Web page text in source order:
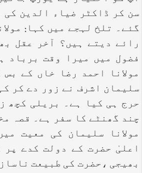
سن کر ڈاکٹر ضیاء الدین کی
گئے۔ تلخ لہجے میں کہا:
رائے دیتے ہیں؟ آخر عقل
فضول میں میرا وقت برباد
مولانا احمد رضا خاں کے بس
سلیمان اشرف نے زور دے کر
حرج ہی کیا ہے۔ بریلی کچھ
چند گھنٹے کا سفر ہے۔ قصہ
مولانا سلیمان کی معیت
اعلیٰ حضرت کے دولت کدے پر
بھیجی ،حضرت کی طبیعت